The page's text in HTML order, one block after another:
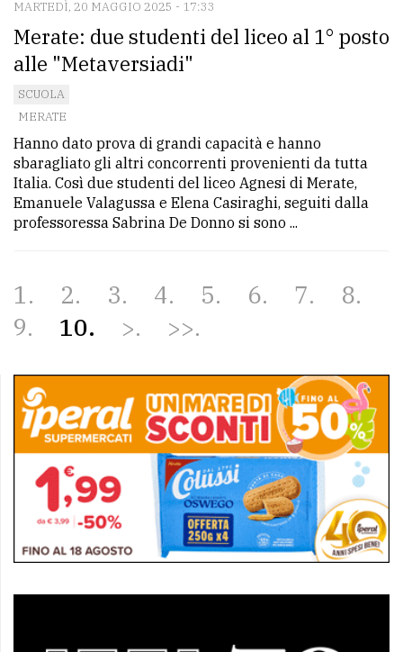
MARTEDÌ, 20 MAGGIO 2025 - 17:33
Merate: due studenti del liceo al 1° posto
alle "Metaversiadi"
SCUOLA
MERATE
Hanno dato prova di grandi capacità e hanno
sbaragliato gli altri concorrenti provenienti da tutta
Italia. Così due studenti del liceo Agnesi di Merate,
Emanuele Valagussa e Elena Casiraghi, seguiti dalla
professoressa Sabrina De Donno si sono ...
1 2 3 4 5 6 7
8
9
10 > >>